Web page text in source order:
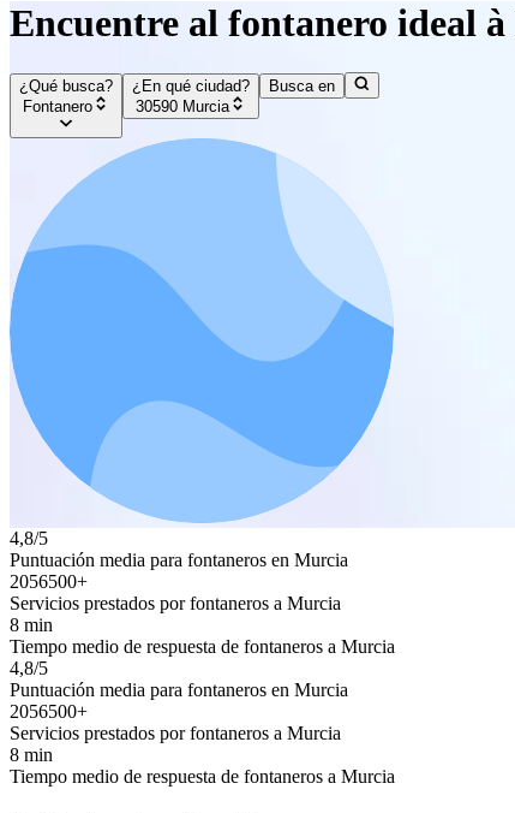
Encuentre al fontanero ideal
¿Qué busca?
Fontanero
¿En qué ciudad?
30590 Murcia
Busca en
4,8/5
Puntuación media para fontaneros en Murcia
2056500+
Servicios prestados por fontaneros a Murcia
8 min
Tiempo medio de respuesta de fontaneros a Murcia
4,8/5
Puntuación media para fontaneros en Murcia
2056500+
Servicios prestados por fontaneros a Murcia
8 min
Tiempo medio de respuesta de fontaneros a Murcia